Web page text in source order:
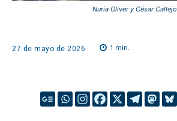
Nuria Oliver y César Callejo
27 de mayo de 2026 1 min.